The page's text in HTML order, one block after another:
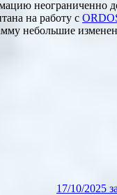
неограниченно
на работу с
небольшие
17/10/2025